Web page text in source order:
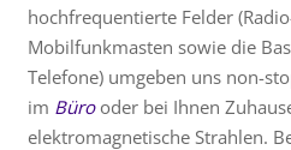
hochfrequentierte Felder
Mobilfunkmasten sowie die
Telefone) umgeben uns non-
im Bürooder bei Ihnen
elektromagnetische Strahlen.